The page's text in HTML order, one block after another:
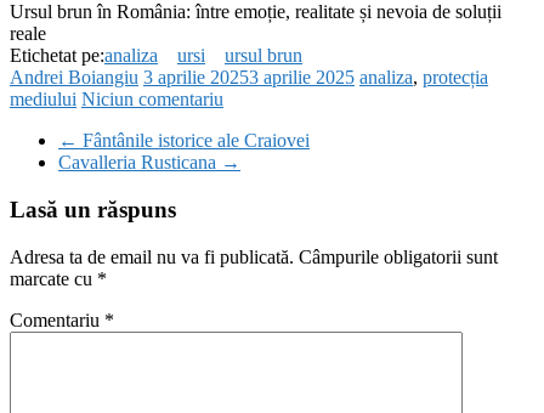
Ursul brun în România: între emoție, realitate și nevoia de soluții
reale
Etichetat pe:analiza ursi
ursul brun
Andrei Boiangiu 3 aprilie 20253 aprilie 2025 analiza, protecția
mediului Niciun comentariu
← Fântânile istorice ale Craiovei
Cavalleria Rusticana →
Lasă un răspuns
Adresa ta de email nu va fi publicată. Câmpurile obligatorii sunt
marcate cu *
Comentariu *